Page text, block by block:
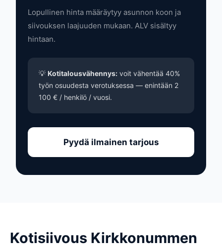
Lopullinen hinta määräytyy asunnon koon ja
siivouksen laajuuden mukaan. ALV sisältyy
hintaan.
💡 Kotitalousvähennys: voit vähentää 40%
työn osuudesta verotuksessa — enintään 2
100 € / henkilö / vuosi.
Pyydä ilmainen tarjous
Kotisiivous Kirkkonummen